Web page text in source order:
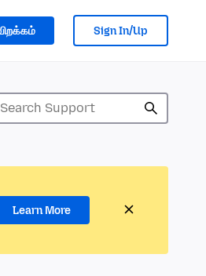
Sign In/Up
Learn More